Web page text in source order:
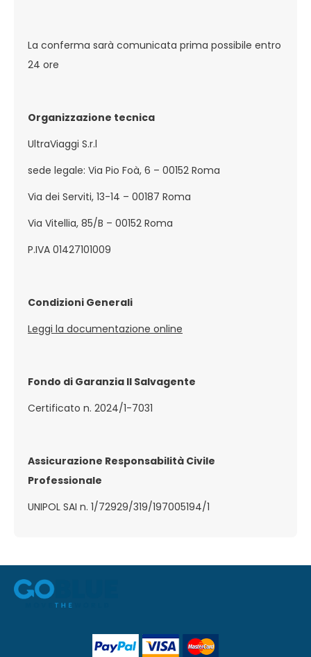
La conferma sarà comunicata prima possibile entro
24 ore
Organizzazione tecnica
UltraViaggi S.r.l
sede legale: Via Pio Foà, 6 – 00152 Roma
Via dei Serviti, 13-14 – 00187 Roma
Via Vitellia, 85/B – 00152 Roma
P.IVA 01427101009
Condizioni Generali
Leggi la documentazione online
Fondo di Garanzia Il Salvagente
Certificato n. 2024/1-7031
Assicurazione Responsabilità Civile
Professionale
UNIPOL SAI n. 1/72929/319/197005194/1